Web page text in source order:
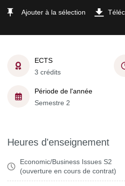
Ajouter à la sélection
ECTS
3 crédits
Période de l'année
Semestre 2
Heures d'enseignement
Economic/Business Issues S2
(ouverture en cours de contrat)